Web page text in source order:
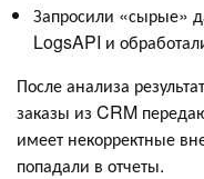
Запросили «сырые»
LogsAPI и
После анализа
заказы из CRM
имеет некорректные
попадали в отчеты.